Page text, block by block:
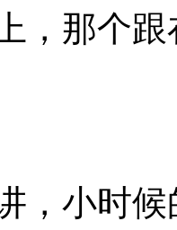
，那个
，小时